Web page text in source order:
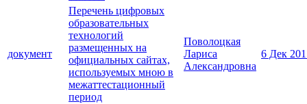
документ
Перечень цифровых
образовательных
технологий
размещенных на
официальных сайтах,
используемых мною в
межаттестационный
период
Поволоцкая
Лариса
Александровна
6 Дек